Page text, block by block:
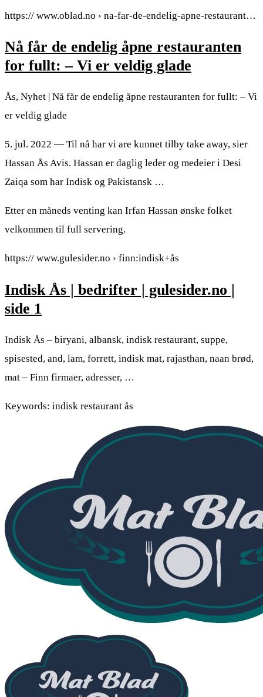
https:// www.oblad.no › na-far-de-endelig-apne-restaurant…
Nå får de endelig åpne restauranten
for fullt: – Vi er veldig glade
Ås, Nyhet | Nå får de endelig åpne restauranten for fullt: – Vi
er veldig glade
5. jul. 2022 — Til nå har vi are kunnet tilby take away, sier
Hassan Ås Avis. Hassan er daglig leder og medeier i Desi
Zaiqa som har Indisk og Pakistansk …
Etter en måneds venting kan Irfan Hassan ønske folket
velkommen til full servering.
https:// www.gulesider.no › finn:indisk+ås
Indisk Ås | bedrifter | gulesider.no |
side 1
Indisk Ås – biryani, albansk, indisk restaurant, suppe,
spisested, and, lam, forrett, indisk mat, rajasthan, naan brød,
mat – Finn firmaer, adresser, …
Keywords: indisk restaurant ås